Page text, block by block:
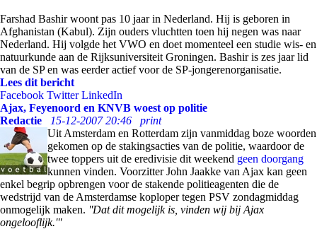
Farshad Bashir woont pas 10 jaar in Nederland. Hij is geboren in
Afghanistan (Kabul). Zijn ouders vluchtten toen hij negen was naar
Nederland. Hij volgde het VWO en doet momenteel een studie wis- en
natuurkunde aan de Rijksuniversiteit Groningen. Bashir is zes jaar lid
van de SP en was eerder actief voor de SP-jongerenorganisatie.
Lees dit bericht
Facebook Twitter LinkedIn
Ajax, Feyenoord en KNVB woest op politie
Redactie
15-12-2007 20:46
print
Uit Amsterdam en Rotterdam zijn vanmiddag boze woorden
gekomen op de stakingsacties van de politie, waardoor de
twee toppers uit de eredivisie dit weekend geen doorgang
kunnen vinden. Voorzitter John Jaakke van Ajax kan geen
enkel begrip opbrengen voor de stakende politieagenten die de
wedstrijd van de Amsterdamse koploper tegen PSV zondagmiddag
onmogelijk maken. ''Dat dit mogelijk is, vinden wij bij Ajax
ongelooflijk.'''